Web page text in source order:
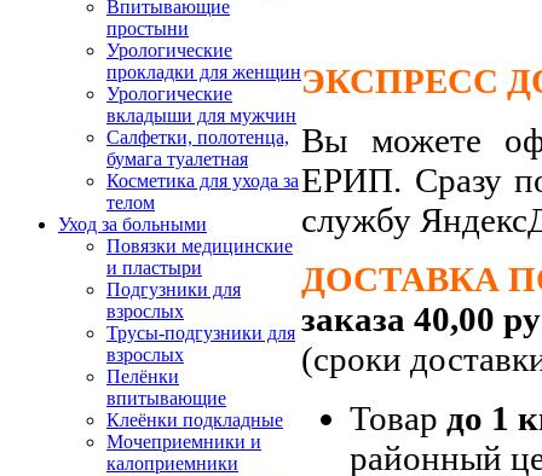
Впитывающие
простыни
Урологические
прокладки для женщин
Урологические
вкладыши для мужчин
Салфетки, полотенца,
бумага туалетная
Косметика для ухода за
телом
Уход за больными
Повязки медицинские
и пластыри
Подгузники для
взрослых
Трусы-подгузники для
взрослых
Пелёнки
впитывающие
Клеёнки подкладные
Мочеприемники и
калоприемники
ЭКСПРЕСС
Вы можете
ЕРИП. Сразу
службу
ДОСТАВКА
заказа 40,00
(сроки
Товар до 1
районный